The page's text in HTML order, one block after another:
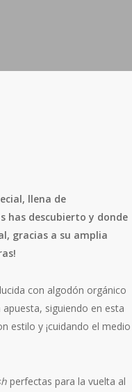
llena de
has descubierto y donde
gracias a su amplia
con algodón orgánico
siguiendo en esta
estilo y ¡cuidando el medio
perfectas para la vuelta al